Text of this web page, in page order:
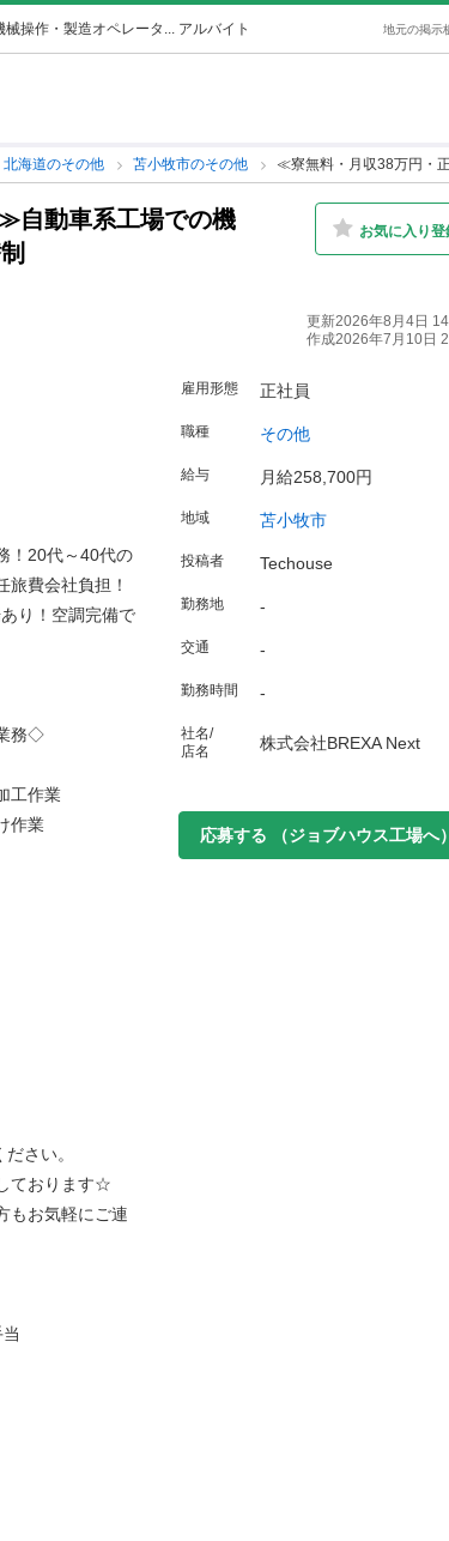
操作・製造オペレータ... アルバイト 地元の掲示
北海道のその他 苫小牧市のその他 ≪寮無料・月収38万円・
自動車系工場での機
お気に入り登
更新2026年8月4日
作成2026年7月10日
！20代～40代の
費会社負担！
り！空調完備で
務◇
工作業
作業
さい。
ております☆
もお気軽にご連
雇用形態 正社員
職種 その他
給与 月給258,700円
地域 苫小牧市
投稿者 Techouse
勤務地 -
交通 -
勤務時間 -
社名/
店名
株式会社BREXA Next
応募する （ジョブハウス工場へ）